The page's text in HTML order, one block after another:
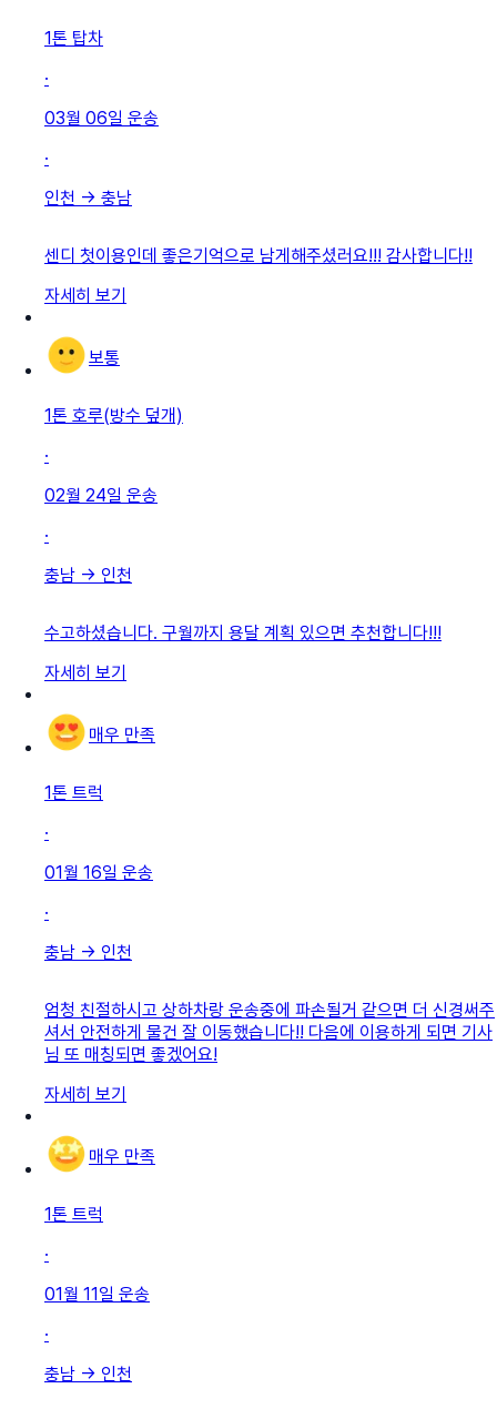
1톤 탑차
·
03월 06일 운송
·
인천 → 충남
센디 첫이용인데 좋은기억으로 남게해주셨러요!!! 감사합니다!!
자세히 보기
보통
1톤 호루(방수 덮개)
·
02월 24일 운송
·
충남 → 인천
수고하셨습니다. 구월까지 용달 계획 있으면 추천합니다!!!
자세히 보기
매우 만족
1톤 트럭
·
01월 16일 운송
·
충남 → 인천
엄청 친절하시고 상하차랑 운송중에 파손될거 같으면 더 신경써주
셔서 안전하게 물건 잘 이동했습니다!! 다음에 이용하게 되면 기사
님 또 매칭되면 좋겠어요!
자세히 보기
매우 만족
1톤 트럭
·
01월 11일 운송
·
충남 → 인천